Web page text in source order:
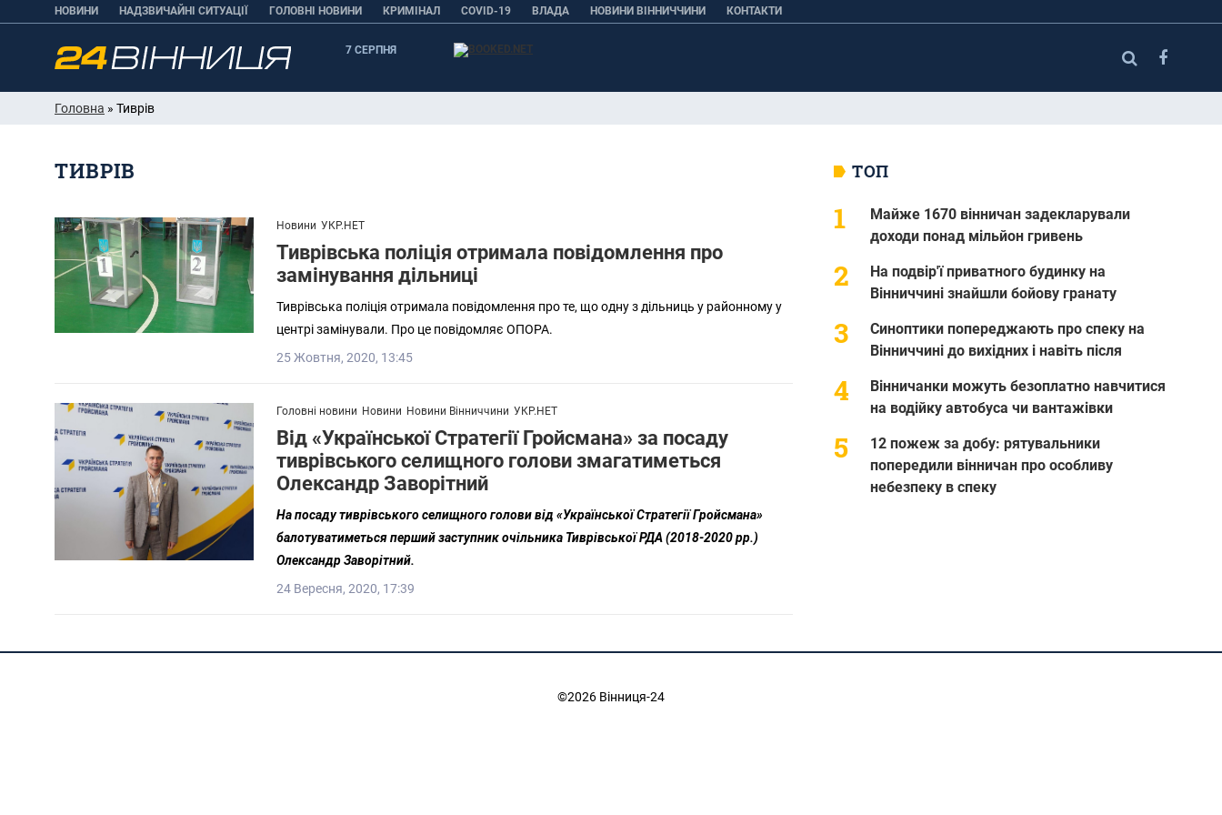
НОВИНИ НАДЗВИЧАЙНІ СИТУАЦІЇ ГОЛОВНІ НОВИНИ КРИМІНАЛ COVID-19 ВЛАДА НОВИНИ ВІННИЧЧИНИ КОНТАКТИ
7 СЕРПНЯ
Головна » Тиврів
ТИВРІВ
Новини УКР.НЕТ
Тиврівська поліція отримала повідомлення про
замінування дільниці
Тиврівська поліція отримала повідомлення про те, що одну з дільниць у районному у
центрі замінували. Про це повідомляє ОПОРА.
25 Жовтня, 2020, 13:45
Головні новини Новини Новини Вінниччини УКР.НЕТ
Від «Української Стратегії Гройсмана» за посаду
тиврівського селищного голови змагатиметься
Олександр Заворітний
На посаду тиврівського селищного голови від «Української Стратегії Гройсмана»
балотуватиметься перший заступник очільника Тиврівської РДА (2018-2020 рр.)
Олександр Заворітний.
24 Вересня, 2020, 17:39
ТОП
Майже 1670 вінничан задекларували
доходи понад мільйон гривень
На подвір'ї приватного будинку на
Вінниччині знайшли бойову гранату
Синоптики попереджають про спеку на
Вінниччині до вихідних і навіть після
Вінничанки можуть безоплатно навчитися
на водійку автобуса чи вантажівки
12 пожеж за добу: рятувальники
попередили вінничан про особливу
небезпеку в спеку
©2026 Вінниця-24